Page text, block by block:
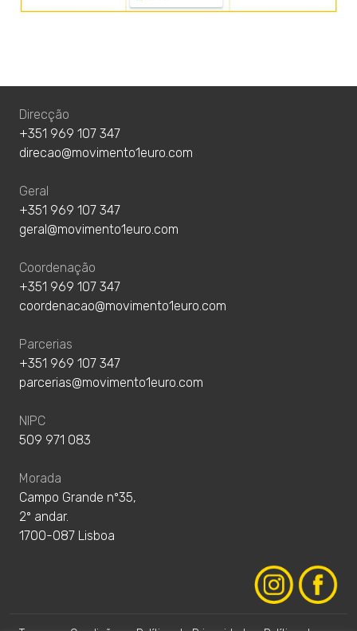
Direcção
+351 969 107 347
direcao@movimento1euro.com
Geral
+351 969 107 347
geral@movimento1euro.com
Coordenação
+351 969 107 347
coordenacao@movimento1euro.com
Parcerias
+351 969 107 347
parcerias@movimento1euro.com
NIPC
509 971 083
Morada
Campo Grande nº35,
2º andar.
1700-087 Lisboa